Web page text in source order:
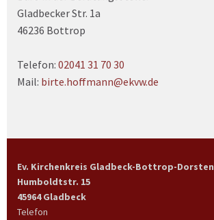
Gladbecker Str. 1a
46236 Bottrop
Telefon: 02041 31 70 30
Mail: birte.hoffmann@ekvw.de
Ev. Kirchenkreis Gladbeck-Bottrop-Dorsten
Humboldtstr. 15
45964 Gladbeck
Telefon